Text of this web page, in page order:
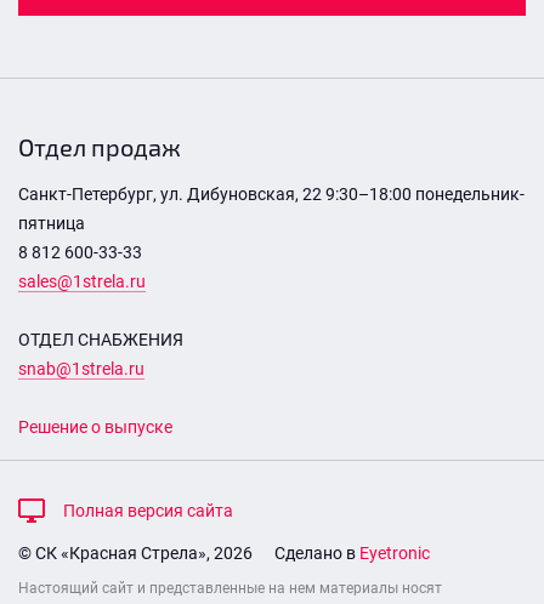
Отдел продаж
Санкт-Петербург, ул. Дибуновская, 22 9:30–18:00 понедельник-
пятница
8 812 600-33-33
sales@1strela.ru
ОТДЕЛ СНАБЖЕНИЯ
snab@1strela.ru
Решение о выпуске
Полная версия сайта
© СК «Красная Стрела», 2026 Сделано в Eyetronic
Настоящий сайт и представленные на нем материалы носят